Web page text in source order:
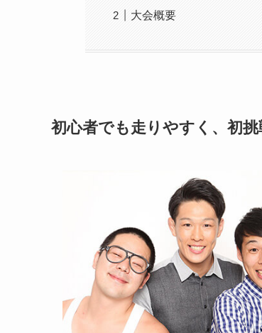
大会概要
初心者でも走りやすく、初